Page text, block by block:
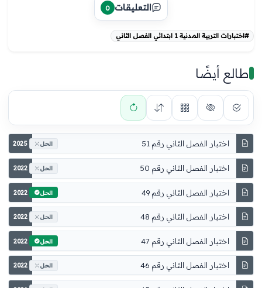
التعليقات 0
#اختبارات التربية المدنية 1 ابتدائي الفصل الثاني
طالع أيضًا
اختبار الفصل الثاني رقم 51 2025 الحل
اختبار الفصل الثاني رقم 50 2022 الحل
اختبار الفصل الثاني رقم 49 2022 الحل
اختبار الفصل الثاني رقم 48 2022 الحل
اختبار الفصل الثاني رقم 47 2022 الحل
اختبار الفصل الثاني رقم 46 2022 الحل